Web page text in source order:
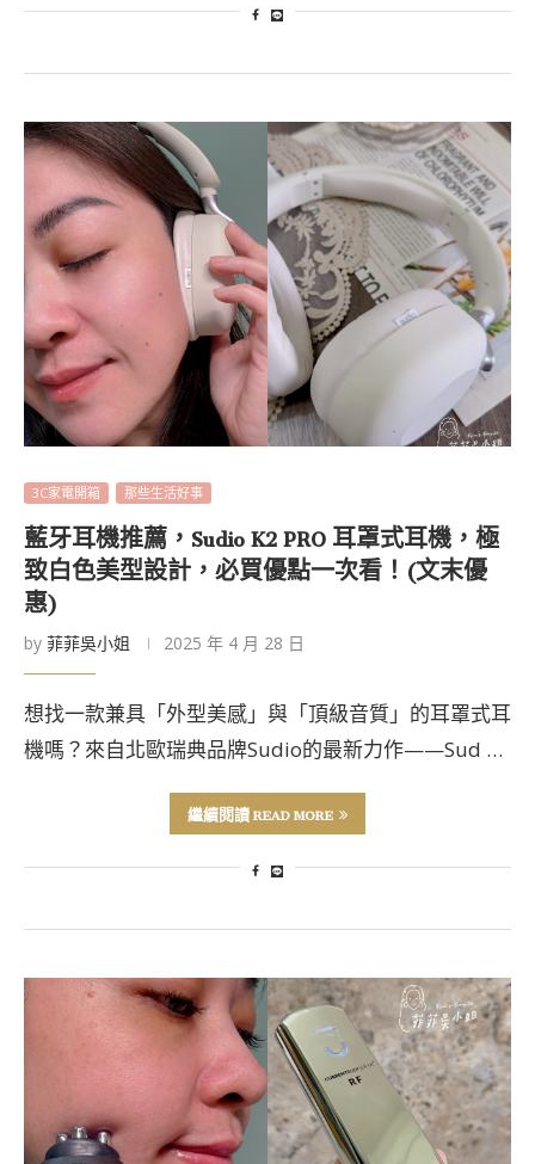
3C家電開箱 那些生活好事
藍牙耳機推薦，Sudio K2 PRO 耳罩式耳機，極
致白色美型設計，必買優點一次看！(文末優
惠)
by 菲菲吳小姐 2025 年 4 月 28 日
想找一款兼具「外型美感」與「頂級音質」的耳罩式耳
機嗎？來自北歐瑞典品牌Sudio的最新力作——Sud …
繼續閱讀 READ MORE